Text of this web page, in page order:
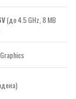
(до 4.5 GHz, 8 MB